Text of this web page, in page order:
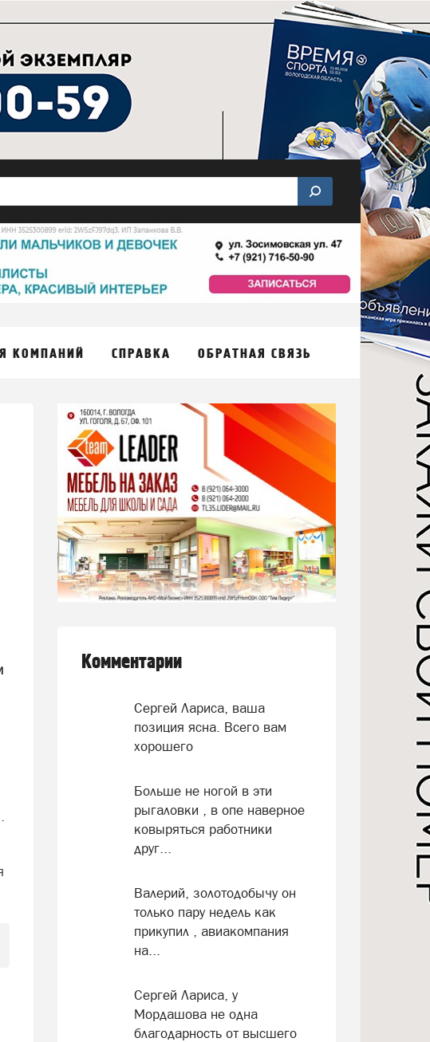
КОМПАНИЙ СПРАВКА ОБРАТНАЯ СВЯЗЬ
Комментарии
Сергей Лариса, ваша
позиция ясна. Всего вам
хорошего
Больше не ногой в эти
рыгаловки , в опе наверное
ковыряться работники
друг...
Валерий, золотодобычу он
только пару недель как
прикупил , авиакомпания
на...
Сергей Лариса, у
Мордашова не одна
благодарность от высшего